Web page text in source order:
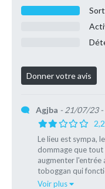
Agjba - 21/07/23-
Le lieu est sympa,
dommage que
augmenter l'entrée
toboggan qui
(journée […]
Voir plus